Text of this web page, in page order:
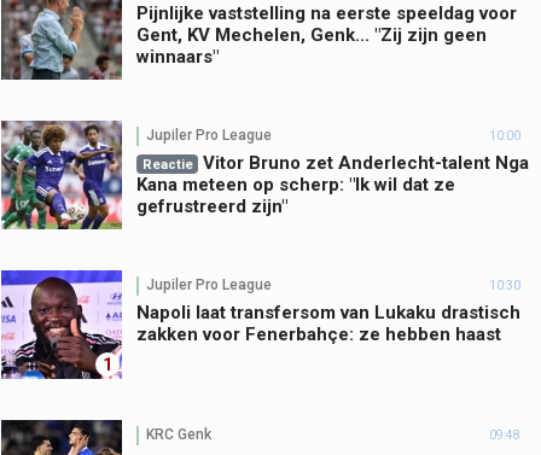
Pijnlijke vaststelling na eerste speeldag voor
Gent, KV Mechelen, Genk... "Zij zijn geen
winnaars"
Jupiler Pro League 10:00
Reactie
Vitor Bruno zet Anderlecht-talent Nga
Kana meteen op scherp: "Ik wil dat ze
gefrustreerd zijn"
1
Jupiler Pro League 10:30
Napoli laat transfersom van Lukaku drastisch
zakken voor Fenerbahçe: ze hebben haast
KRC Genk 09:48